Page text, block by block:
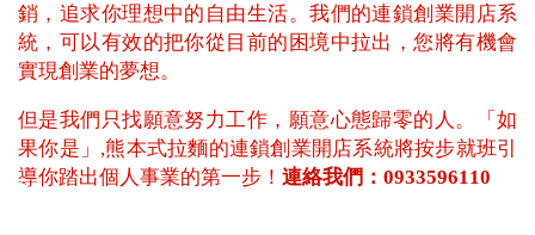
銷，追求你理想中的自由生活。我們的連鎖創業開店系
統，可以有效的把你從目前的困境中拉出，您將有機會
實現創業的夢想。
但是我們只找願意努力工作，願意心態歸零的人。「如
果你是」,熊本式拉麵的連鎖創業開店系統將按步就班引
導你踏出個人事業的第一步！ 連絡我們：0933596110